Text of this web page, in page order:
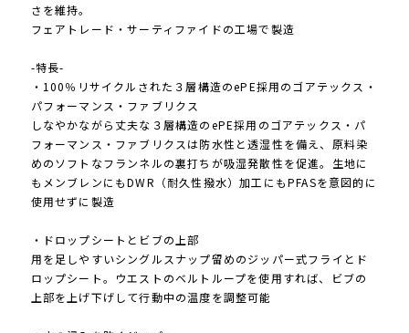
さを維持。
フェアトレード・サーティファイドの工場で製造
-特長-
・100％リサイクルされた３層構造のePE採用のゴアテックス・
パフォーマンス・ファブリクス
しなやかながら丈夫な３層構造のePE採用のゴアテックス・パ
フォーマンス・ファブリクスは防水性と透湿性を備え、原料染
めのソフトなフランネルの裏打ちが吸湿発散性を促進。生地に
もメンブレンにもDWR（耐久性撥水）加工にもPFASを意図的に
使用せずに製造
・ドロップシートとビブの上部
用を足しやすいシングルスナップ留めのジッパー式フライとド
ロップシート。ウエストのベルトループを使用すれば、ビブの
上部を上げ下げして行動中の温度を調整可能